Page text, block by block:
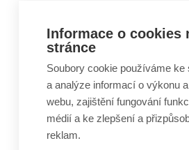
Lebduška Martin
Lesák Jiří
Lukáš Miloslav
Macháček Jiří
Máca Karel
Málek Vlastimil
Matal Oldřich
Matyášek Ivo
Matyskiewiczová Lenka
Informace o cookies
stránce
Soubory cookie používáme
a analýze informací o výkonu
webu, zajištění fungování
médií a ke zlepšení a
reklam.